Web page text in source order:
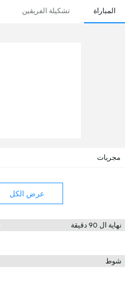
المباراة تشكيلة الفريقين
مجريات
عرض الكل
نهاية ال 90 دقيقة
شوط